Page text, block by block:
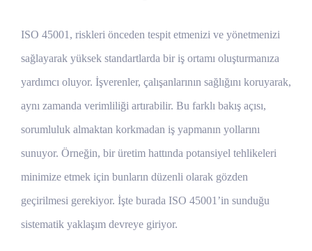
ISO 45001, riskleri önceden tespit etmenizi ve yönetmenizi
sağlayarak yüksek standartlarda bir iş ortamı oluşturmanıza
yardımcı oluyor. İşverenler, çalışanlarının sağlığını koruyarak,
aynı zamanda verimliliği artırabilir. Bu farklı bakış açısı,
sorumluluk almaktan korkmadan iş yapmanın yollarını
sunuyor. Örneğin, bir üretim hattında potansiyel tehlikeleri
minimize etmek için bunların düzenli olarak gözden
geçirilmesi gerekiyor. İşte burada ISO 45001’in sunduğu
sistematik yaklaşım devreye giriyor.